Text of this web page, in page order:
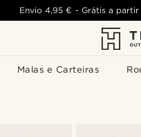
Malas e Carteiras
Envio 4,95 € - Grátis a partir